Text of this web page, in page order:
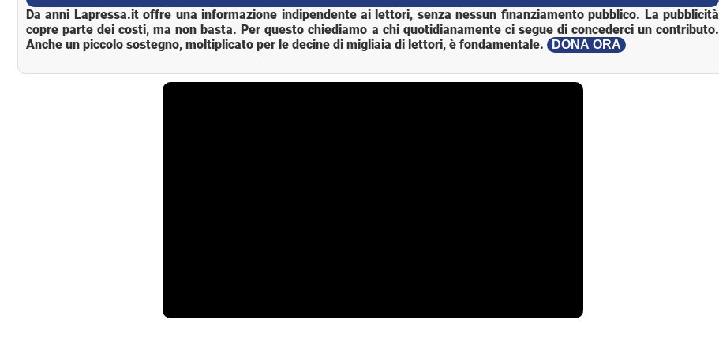
Da anni Lapressa.it offre una informazione indipendente ai lettori, senza nessun finanziamento pubblico. La pubblicità
copre parte dei costi, ma non basta. Per questo chiediamo a chi quotidianamente ci segue di concederci un contributo.
Anche un piccolo sostegno, moltiplicato per le decine di migliaia di lettori, è fondamentale.
DONA ORA